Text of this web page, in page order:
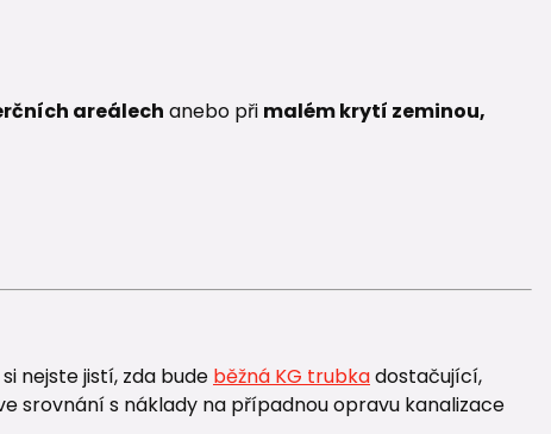
areálech anebo při malém krytí zeminou,
nejste jistí, zda bude běžná KG trubkadostačující,
srovnání s náklady na případnou opravu kanalizace